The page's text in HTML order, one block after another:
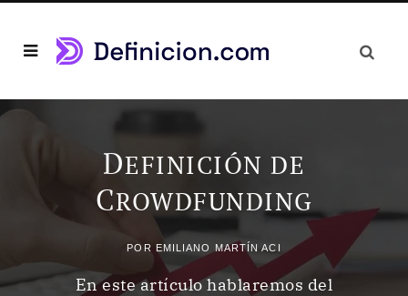
DEFINICIÓN DE
CROWDFUNDING
POR EMILIANO MARTÍN ACI
En este artículo hablaremos del